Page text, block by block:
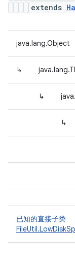
extends
java.lang.Object
↳
↳
↳
已知的直接子类